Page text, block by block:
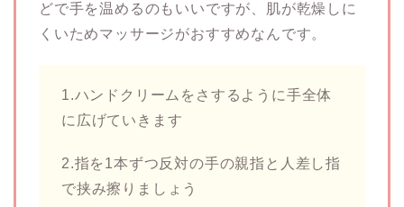
どで手を温めるのもいいですが、肌が乾燥しに
くいためマッサージがおすすめなんです。
1.ハンドクリームをさするように手全体
に広げていきます
2.指を1本ずつ反対の手の親指と人差し指
で挟み擦りましょう